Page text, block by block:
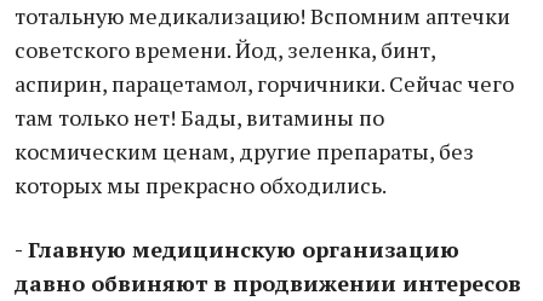
тотальную медикализацию! Вспомним аптечки
советского времени. Йод, зеленка, бинт,
аспирин, парацетамол, горчичники. Сейчас чего
там только нет! Бады, витамины по
космическим ценам, другие препараты, без
которых мы прекрасно обходились.
- Главную медицинскую организацию
давно обвиняют в продвижении интересов